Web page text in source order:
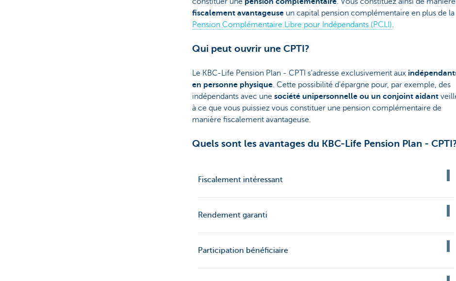
fiscalement avantageuseun capital pension complémentaire en plus de la
Pension Complémentaire Libre pour Indépendants (PCLI).
Qui peut ouvrir une CPTI?
Le KBC-Life Pension Plan - CPTI s'adresse exclusivement aux
en personne physique. Cette possibilité d'épargne pour, par exemple, des
indépendants avec une société unipersonnelle ou un conjoint aidant
à ce que vous puissiez vous constituer une pension complémentaire de
manière fiscalement avantageuse.
Quels sont les avantages du KBC-Life Pension Plan -
Fiscalement intéressant
Rendement garanti
Participation bénéficiaire